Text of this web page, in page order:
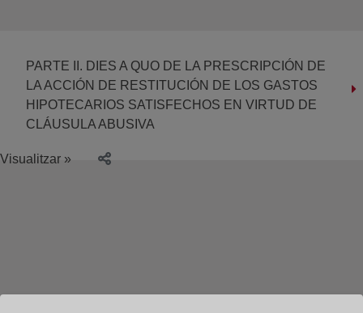
PARTE II. DIES A QUO DE LA PRESCRIPCIÓN DE
LA ACCIÓN DE RESTITUCIÓN DE LOS GASTOS
HIPOTECARIOS SATISFECHOS EN VIRTUD DE
CLÁUSULA ABUSIVA
Visualitzar »